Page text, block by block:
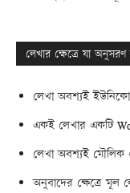
লেখার ক্ষেত্রে যা
লেখা অবশ্যই
একই লেখার একটি
লেখা অবশ্যই মৌলিক
অনুবাদের ক্ষেত্রে